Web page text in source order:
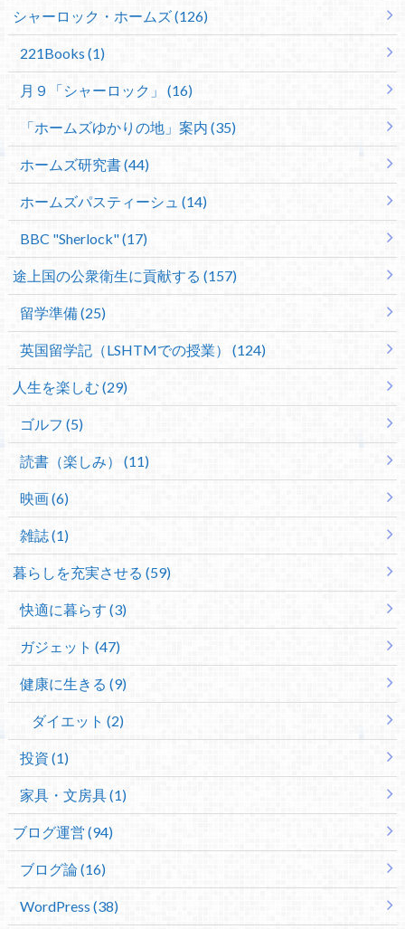
シャーロック・ホームズ (126)
221Books (1)
月９「シャーロック」 (16)
「ホームズゆかりの地」案内 (35)
ホームズ研究書 (44)
ホームズパスティーシュ (14)
BBC "Sherlock" (17)
途上国の公衆衛生に貢献する (157)
留学準備 (25)
英国留学記（LSHTMでの授業） (124)
人生を楽しむ (29)
ゴルフ (5)
読書（楽しみ） (11)
映画 (6)
雑誌 (1)
暮らしを充実させる (59)
快適に暮らす (3)
ガジェット (47)
健康に生きる (9)
ダイエット (2)
投資 (1)
家具・文房具 (1)
ブログ運営 (94)
ブログ論 (16)
WordPress (38)